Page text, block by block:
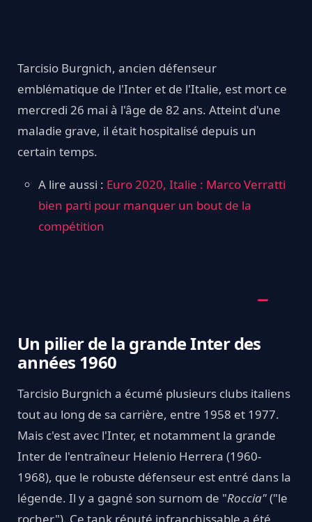
Tarcisio Burgnich, ancien défenseur
emblématique de l'Inter et de l'Italie, est mort ce
mercredi 26 mai à l'âge de 82 ans. Atteint d'une
maladie grave, il était hospitalisé depuis un
certain temps.
A lire aussi : Euro 2020, Italie : Marco Verratti
bien parti pour manquer un bout de la
compétition
Un pilier de la grande Inter des
années 1960
Tarcisio Burgnich a écumé plusieurs clubs italiens
tout au long de sa carrière, entre 1958 et 1977.
Mais c'est avec l'Inter, et notamment la grande
Inter de l'entraîneur Helenio Herrera (1960-
1968), que le robuste défenseur est entré dans la
légende. Il y a gagné son surnom de "Roccia"("le